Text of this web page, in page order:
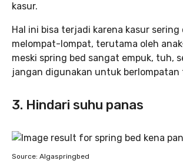
kasur.
Hal ini bisa terjadi karena kasur sering
melompat-lompat, terutama oleh
meski spring bed sangat empuk, tuh,
jangan digunakan untuk berlompatan
3. Hindari suhu panas
Source: Algaspringbed